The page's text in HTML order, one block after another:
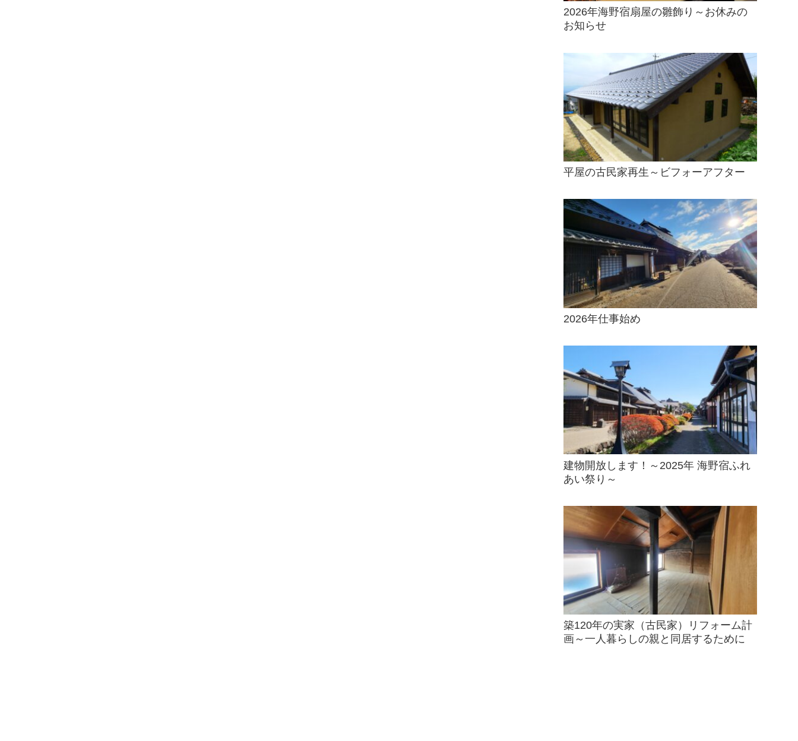
2026年海野宿扇屋の雛飾り～お休みの
お知らせ
平屋の古民家再生～ビフォーアフター
2026年仕事始め
建物開放します！～2025年 海野宿ふれ
あい祭り～
築120年の実家（古民家）リフォーム計
画～一人暮らしの親と同居するために